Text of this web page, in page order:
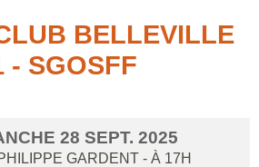
BELLEVILLE
- SGOSFF
28 SEPT. 2025
GARDENT - À 17H